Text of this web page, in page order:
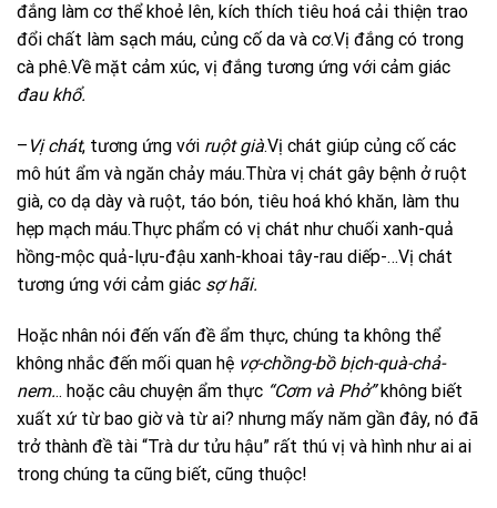
đắng làm cơ thể khoẻ lên, kích thích tiêu hoá cải thiện trao
đổi chất làm sạch máu, củng cố da và cơ.Vị đắng có trong
cà phê.Về mặt cảm xúc, vị đắng tương ứng với cảm giác
đau khổ.
– Vị chát, tương ứng với ruột già.Vị chát giúp củng cố các
mô hút ẩm và ngăn chảy máu.Thừa vị chát gây bệnh ở ruột
già, co dạ dày và ruột, táo bón, tiêu hoá khó khăn, làm thu
hẹp mạch máu.Thực phẩm có vị chát như chuối xanh-quả
hồng-mộc quả-lựu-đậu xanh-khoai tây-rau diếp-…Vị chát
tương ứng với cảm giác sợ hãi.
Hoặc nhân nói đến vấn đề ẩm thực, chúng ta không thể
không nhắc đến mối quan hệ vợ-chồng-bồ bịch-quà-chả-
nem... hoặc câu chuyện ẩm thực “Cơm và Phở”không biết
xuất xứ từ bao giờ và từ ai? nhưng mấy năm gần đây, nó đã
trở thành đề tài “Trà dư tửu hậu” rất thú vị và hình như ai ai
trong chúng ta cũng biết, cũng thuộc!